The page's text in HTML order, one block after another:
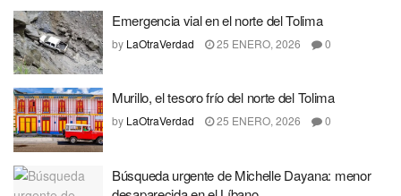
Emergencia vial en el norte del Tolima
by LaOtraVerdad 25 ENERO, 2026 0
Murillo, el tesoro frío del norte del Tolima
by LaOtraVerdad 25 ENERO, 2026 0
Búsqueda urgente de Michelle Dayana: menor